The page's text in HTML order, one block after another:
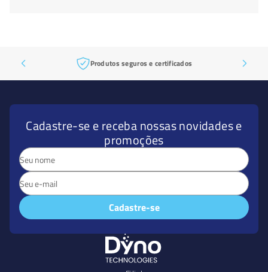
Produtos seguros e certificados
Cadastre-se e receba nossas novidades e
promoções
Cadastre-se